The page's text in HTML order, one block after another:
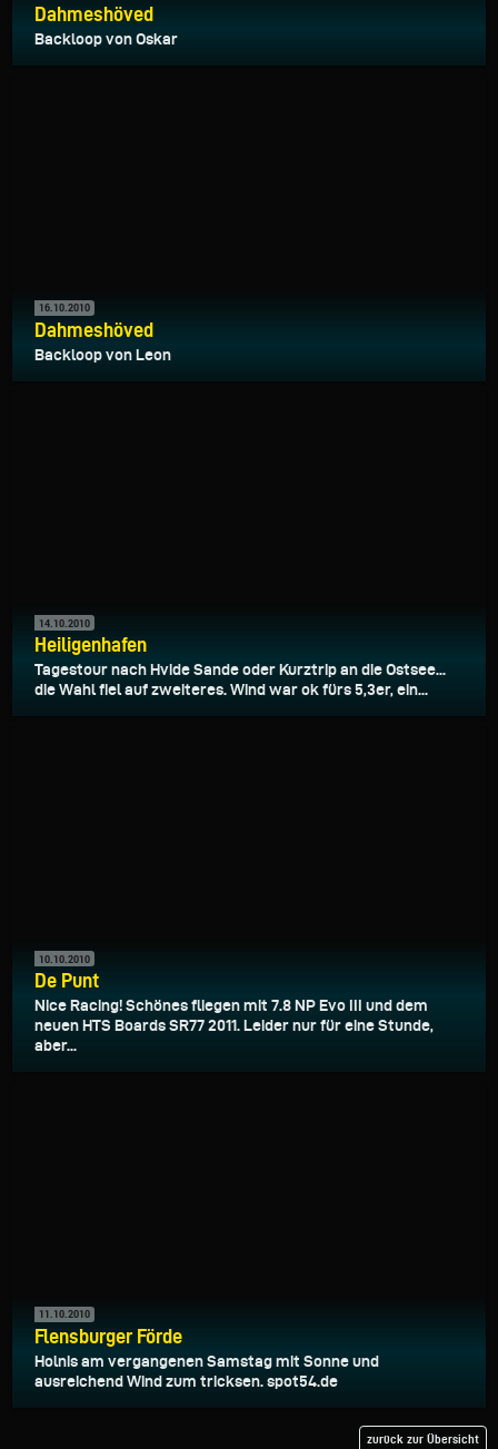
Dahmeshöved
Backloop von Oskar
16.10.2010
Dahmeshöved
Backloop von Leon
14.10.2010
Heiligenhafen
Tagestour nach Hvide Sande oder Kurztrip an die Ostsee...
die Wahl fiel auf zweiteres. Wind war ok fürs 5,3er, ein...
10.10.2010
De Punt
Nice Racing! Schönes fliegen mit 7.8 NP Evo III und dem
neuen HTS Boards SR77 2011. Leider nur für eine Stunde,
aber...
11.10.2010
Flensburger Förde
Holnis am vergangenen Samstag mit Sonne und
ausreichend Wind zum tricksen. spot54.de
zurück zur Übersicht